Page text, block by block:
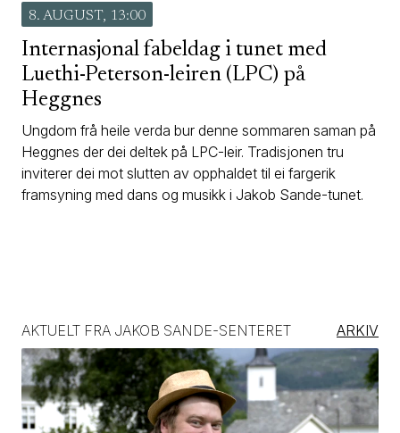
8. AUGUST, 13:00
Internasjonal fabeldag i tunet med
Luethi-Peterson-leiren (LPC) på
Heggnes
Ungdom frå heile verda bur denne sommaren saman på
Heggnes der dei deltek på LPC-leir. Tradisjonen tru
inviterer dei mot slutten av opphaldet til ei fargerik
framsyning med dans og musikk i Jakob Sande-tunet.
ARKIV
AKTUELT FRA JAKOB SANDE-SENTERET